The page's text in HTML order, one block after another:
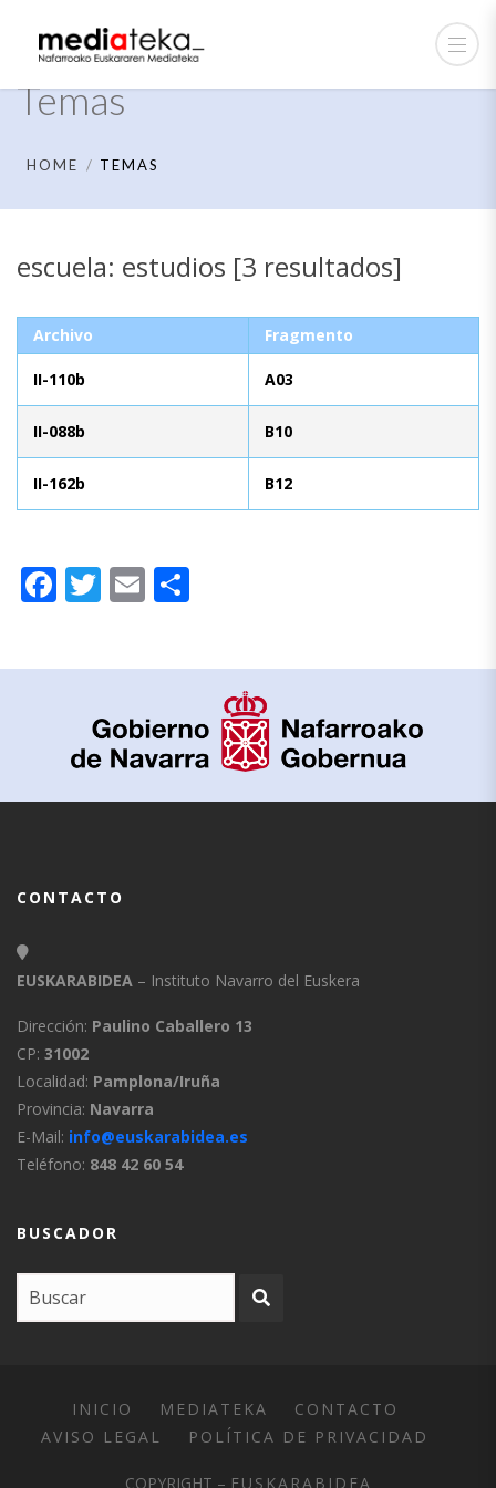
Temas
HOME TEMAS
escuela: estudios [3 resultados]
Archivo Fragmento
II-110b A03
II-088b B10
II-162b B12
Facebook
Twitter
Email
CONTACTO
EUSKARABIDEA – Instituto Navarro del Euskera
Dirección: Paulino Caballero 13
CP: 31002
Localidad: Pamplona/Iruña
Provincia: Navarra
E-Mail: info@euskarabidea.es
Teléfono: 848 42 60 54
BUSCADOR
INICIO MEDIATEKA
CONTACTO
AVISO LEGAL
POLÍTICA DE PRIVACIDAD
COPYRIGHT – EUSKARABIDEA